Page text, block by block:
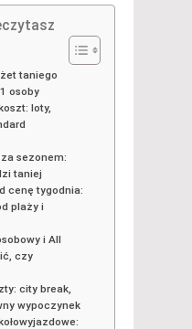
taniego
osoby
loty,
sezonem:
taniej
cenę tygodnia:
plaży i
i All
czy
city break,
wypoczynek